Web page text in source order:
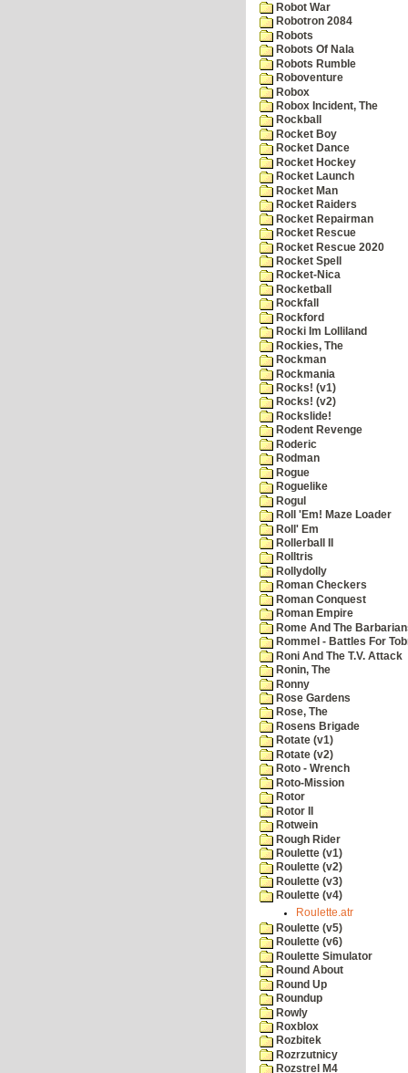
Robot War
Robotron 2084
Robots
Robots Of Nala
Robots Rumble
Roboventure
Robox
Robox Incident, The
Rockball
Rocket Boy
Rocket Dance
Rocket Hockey
Rocket Launch
Rocket Man
Rocket Raiders
Rocket Repairman
Rocket Rescue
Rocket Rescue 2020
Rocket Spell
Rocket-Nica
Rocketball
Rockfall
Rockford
Rocki Im Lolliland
Rockies, The
Rockman
Rockmania
Rocks! (v1)
Rocks! (v2)
Rockslide!
Rodent Revenge
Roderic
Rodman
Rogue
Roguelike
Rogul
Roll 'Em! Maze Loader
Roll' Em
Rollerball II
Rolltris
Rollydolly
Roman Checkers
Roman Conquest
Roman Empire
Rome And The
Rommel - Battles For
Roni And The T.V. Attack
Ronin, The
Ronny
Rose Gardens
Rose, The
Rosens Brigade
Rotate (v1)
Rotate (v2)
Roto - Wrench
Roto-Mission
Rotor
Rotor II
Rotwein
Rough Rider
Roulette (v1)
Roulette (v2)
Roulette (v3)
Roulette (v4)
Roulette.atr
Roulette (v5)
Roulette (v6)
Roulette Simulator
Round About
Round Up
Roundup
Rowly
Roxblox
Rozbitek
Rozrzutnicy
Rozstrel M4